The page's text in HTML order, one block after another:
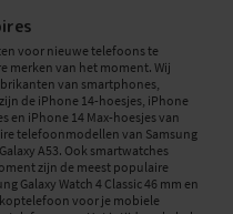
voor nieuwe telefoons te
merken van het moment. Wij
van smartphones,
de iPhone 14-hoesjes, iPhone
en iPhone 14 Max-hoesjes van
telefoonmodellen van Samsung
A53. Ook smartwatches
zijn de meest populaire
Galaxy Watch 4 Classic 46 mm en
koptelefoon voor je mobiele